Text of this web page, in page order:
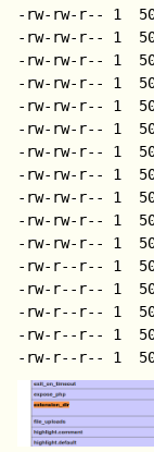
-rw-rw-r-- 1
-rw-rw-r-- 1
-rw-rw-r-- 1
-rw-rw-r-- 1
-rw-rw-r-- 1
-rw-rw-r-- 1
-rw-rw-r-- 1
-rw-rw-r-- 1
-rw-rw-r-- 1
-rw-rw-r-- 1
-rw-rw-r-- 1
-rw-r--r-- 1
-rw-r--r-- 1
-rw-r--r-- 1
-rw-r--r-- 1  507